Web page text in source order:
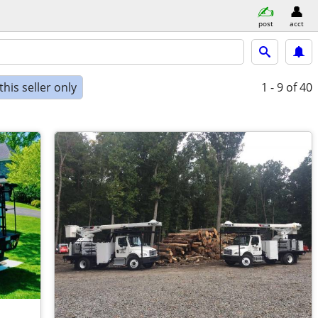
post acct
seller only 1 - 9 of 40